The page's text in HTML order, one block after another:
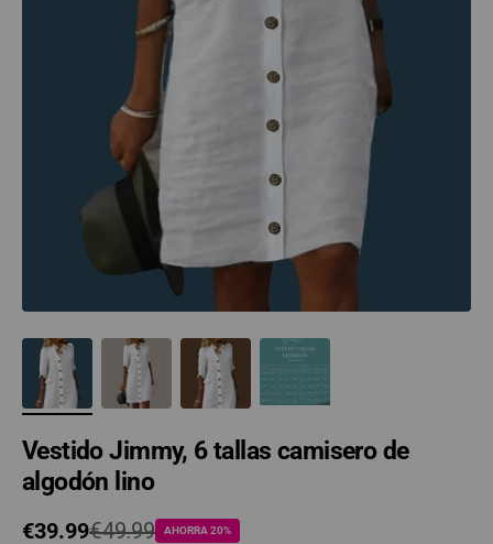
Vestido Jimmy, 6 tallas camisero de
algodón lino
Precio de oferta
€39.99
Precio regular
€49.99 AHORRA 20%